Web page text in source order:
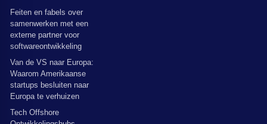
Feiten en fabels over
samenwerken met een
externe partner voor
softwareontwikkeling
Van de VS naar Europa:
Waarom Amerikaanse
startups besluiten naar
Europa te verhuizen
Tech Offshore